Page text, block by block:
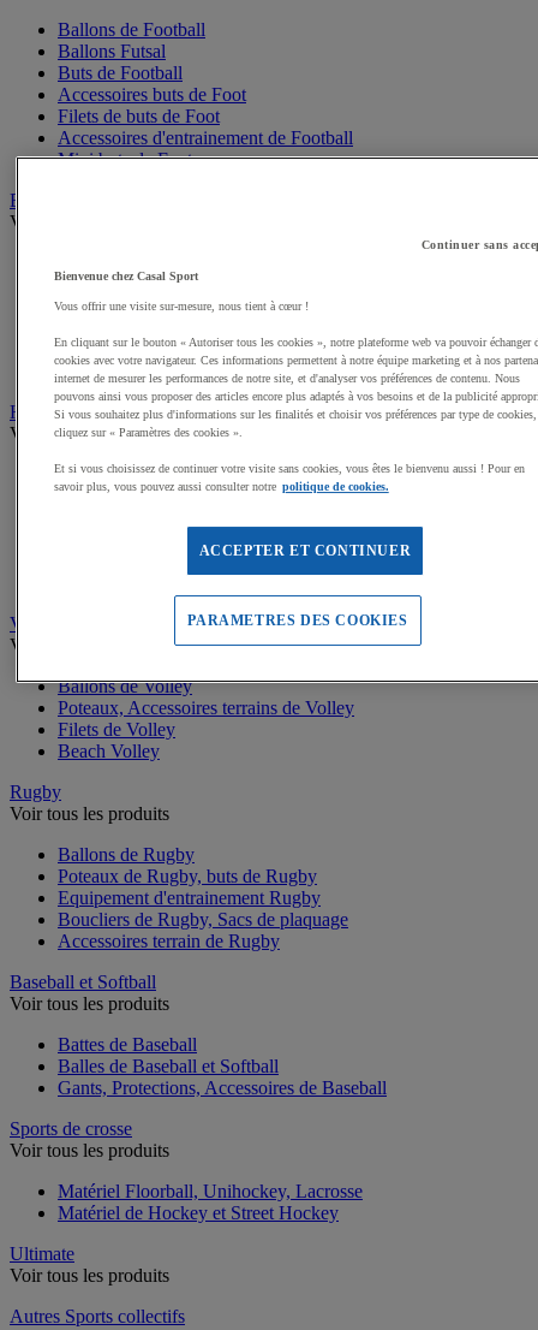
Ballons de Football
Ballons Futsal
Buts de Football
Accessoires buts de Foot
Filets de buts de Foot
Accessoires d'entrainement de Football
Mini buts de Foot
Basketball
Voir tous les produits
Accessoires entrainement de Basket
Filets, cercles de Basket pour paniers
Accessoires terrain de Basket
Paniers de Basket, buts de Basket
Handball
Voir tous les produits
Ballons de Handball
Buts de Handball
Accessoires buts de Hand
Volleyball
Voir tous les produits
Ballons de Volley
Poteaux, Accessoires terrains de Volley
Filets de Volley
Beach Volley
Rugby
Voir tous les produits
Ballons de Rugby
Poteaux de Rugby, buts de Rugby
Equipement d'entrainement Rugby
Boucliers de Rugby, Sacs de plaquage
Accessoires terrain de Rugby
Baseball et Softball
Voir tous les produits
Battes de Baseball
Balles de Baseball et Softball
Gants, Protections, Accessoires de Baseball
Sports de crosse
Voir tous les produits
Matériel Floorball, Unihockey, Lacrosse
Matériel de Hockey et Street Hockey
Ultimate
Voir tous les produits
Autres Sports collectifs
Continuer sans
Bienvenue chez Casal Sport
Vous offrir une visite sur-mesure, nous tient à cœur !
En cliquant sur le bouton « Autoriser tous les cookies », notre plateforme web va pouvoir échanger
cookies avec votre navigateur. Ces informations permettent à notre équipe marketing et à nos
internet de mesurer les performances de notre site, et d'analyser vos préférences de contenu. Nous
pouvons ainsi vous proposer des articles encore plus adaptés à vos besoins et de la publicité
Si vous souhaitez plus d'informations sur les finalités et choisir vos préférences par type de cookies,
cliquez sur « Paramètres des cookies ».
Et si vous choisissez de continuer votre visite sans cookies, vous êtes le bienvenu aussi ! Pour en
savoir plus, vous pouvez aussi consulter notre politique de cookies.
ACCEPTER ET CONTINUER
PARAMETRES DES COOKIES